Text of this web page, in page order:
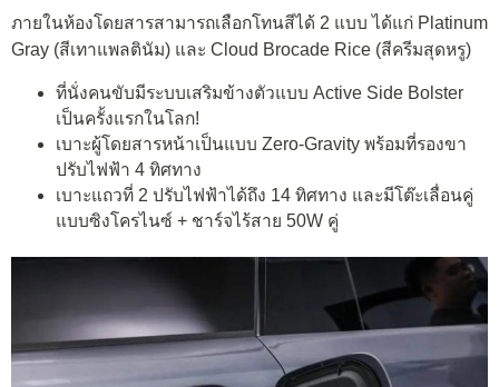
ภายในห้องโดยสารสามารถเลือกโทนสีได้ 2 แบบ ได้แก่ Platinum
Gray (สีเทาแพลตินัม) และ Cloud Brocade Rice (สีครีมสุดหรู)
ที่นั่งคนขับมีระบบเสริมข้างตัวแบบ Active Side Bolster
เป็นครั้งแรกในโลก!
เบาะผู้โดยสารหน้าเป็นแบบ Zero-Gravity พร้อมที่รองขา
ปรับไฟฟ้า 4 ทิศทาง
เบาะแถวที่ 2 ปรับไฟฟ้าได้ถึง 14 ทิศทาง และมีโต๊ะเลื่อนคู่
แบบซิงโครไนซ์ + ชาร์จไร้สาย 50W คู่